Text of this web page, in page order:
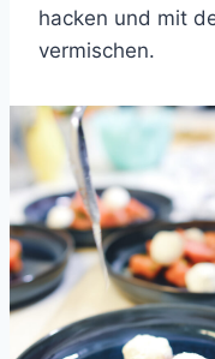
hacken und mit
vermischen.